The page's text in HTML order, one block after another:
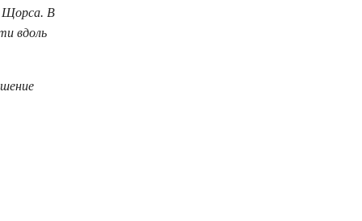
Щорса. В
вдоль